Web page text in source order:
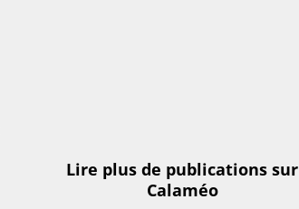
Lire plus de publications sur
Calaméo